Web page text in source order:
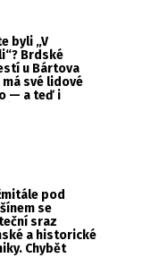
byli „V
Brdské
u Bártova
má své lidové
— a teď i
pod
se
sraz
a historické
Chybět